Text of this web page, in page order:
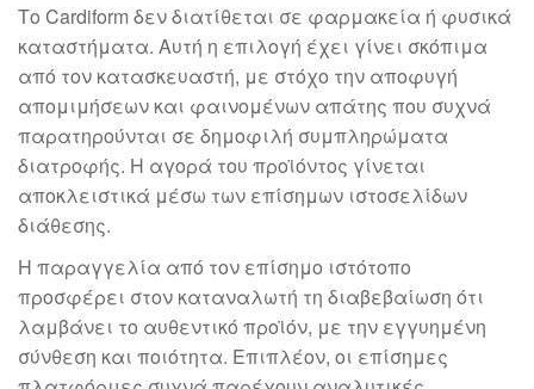
Το Cardiform δεν διατίθεται σε φαρμακεία ή φυσικά
καταστήματα. Αυτή η επιλογή έχει γίνει σκόπιμα
από τον κατασκευαστή, με στόχο την αποφυγή
απομιμήσεων και φαινομένων απάτης που συχνά
παρατηρούνται σε δημοφιλή συμπληρώματα
διατροφής. Η αγορά του προϊόντος γίνεται
αποκλειστικά μέσω των επίσημων ιστοσελίδων
διάθεσης.
Η παραγγελία από τον επίσημο ιστότοπο
προσφέρει στον καταναλωτή τη διαβεβαίωση ότι
λαμβάνει το αυθεντικό προϊόν, με την εγγυημένη
σύνθεση και ποιότητα. Επιπλέον, οι επίσημες